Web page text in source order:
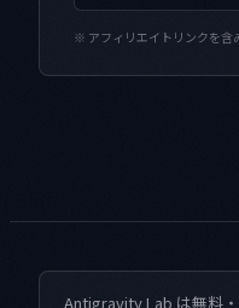
※ アフィリエイトリンクを含
Antigravity Lab は無料